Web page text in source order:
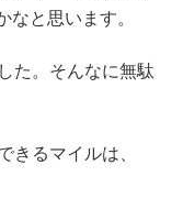
と思います。
た。そんなに無駄
るマイルは、